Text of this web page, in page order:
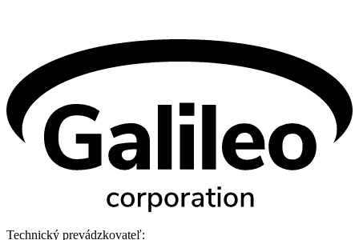
Technický prevádzkovateľ: